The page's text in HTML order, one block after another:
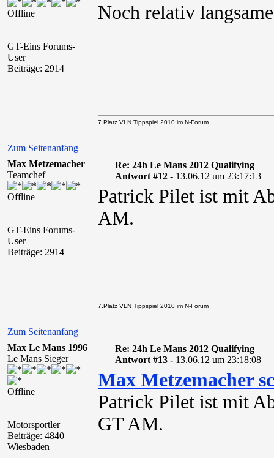
Offline
GT-Eins Forums-
User
Beiträge: 2914
Noch relativ
Zum Seitenanfang
7.Platz VLN Tippspiel 2010 im N-Forum
Max Metzemacher
Teamchef
Offline
GT-Eins Forums-
User
Beiträge: 2914
Re: 24h Le Mans 2012 Qualifying
Antwort #12 - 13.06.12 um 23:17:13
Patrick Pilet ist mit
AM.
Zum Seitenanfang
7.Platz VLN Tippspiel 2010 im N-Forum
Max Le Mans 1996
Le Mans Sieger
Offline
Motorsportler
Beiträge: 4840
Wiesbaden
Re: 24h Le Mans 2012 Qualifying
Antwort #13 - 13.06.12 um 23:18:08
Max Metzemacher
Patrick Pilet ist mit
GT AM.